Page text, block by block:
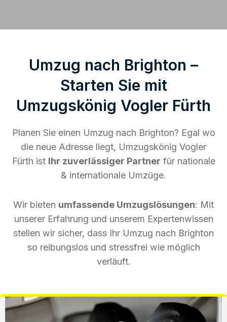
Umzug nach Brighton –
Starten Sie mit
Umzugskönig Vogler Fürth
Planen Sie einen Umzug nach Brighton? Egal wo
die neue Adresse liegt, Umzugskönig Vogler
Fürth ist Ihr zuverlässiger Partner für nationale
& internationale Umzüge.
Wir bieten umfassende Umzugslösungen: Mit
unserer Erfahrung und unserem Expertenwissen
stellen wir sicher, dass Ihr Umzug nach Brighton
so reibungslos und stressfrei wie möglich
verläuft.